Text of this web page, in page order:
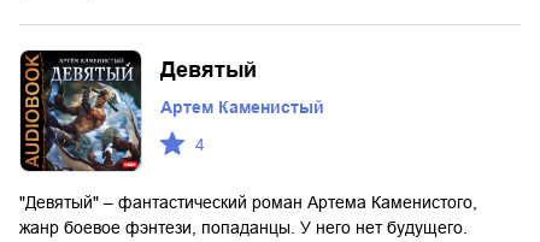
Девятый
Артем Каменистый
4
"Девятый" – фантастический роман Артема Каменистого,
жанр боевое фэнтези, попаданцы. У него нет будущего.